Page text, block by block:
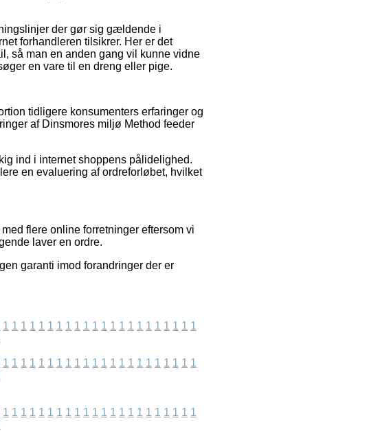
der gør sig gældende i
forhandleren tilsikrer. Her er det
så man en anden gang vil kunne vidne
en vare til en dreng eller pige.
tidligere konsumenters erfaringer og
af Dinsmores miljø Method feeder
ind i internet shoppens pålidelighed.
en evaluering af ordreforløbet, hvilket
flere online forretninger eftersom vi
laver en ordre.
garanti imod forandringer der er
1 1 1 1 1 1 1 1 1 1 1 1 1 1 1 1 1 1 1 1 1 1
1 1 1 1 1 1 1 1 1 1 1 1 1 1 1 1 1 1 1 1 1 1
1 1 1 1 1 1 1 1 1 1 1 1 1 1 1 1 1 1 1 1 1 1